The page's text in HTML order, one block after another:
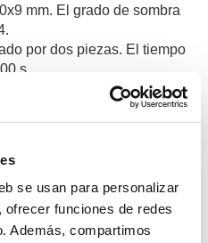
se usan para personalizar
funciones de redes
Además, compartimos
mm. El grado de sombra
por dos piezas. El tiempo
s.
cuenta con la certificación
cumple todas las
gramos.